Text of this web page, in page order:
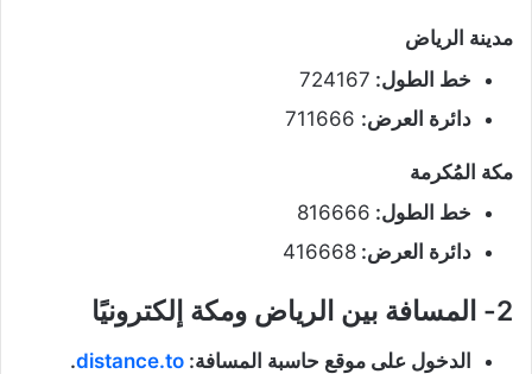
مدينة الرياض
خط الطول: 724167
دائرة العرض:
مكة المُكرمة
خط الطول: 816666
دائرة العرض: 416668
2- المسافة بين الرياض ومكة إلكترونيًا
الدخول على موقع حاسبة المسافة: distance.to
.